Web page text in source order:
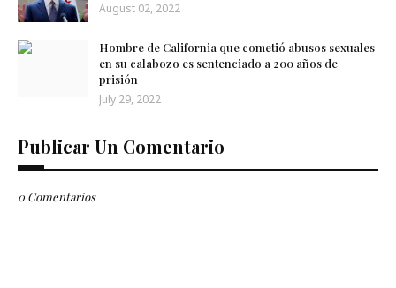
August 02, 2022
Hombre de California que cometió abusos sexuales
en su calabozo es sentenciado a 200 años de
prisión
July 29, 2022
Publicar Un Comentario
0 Comentarios